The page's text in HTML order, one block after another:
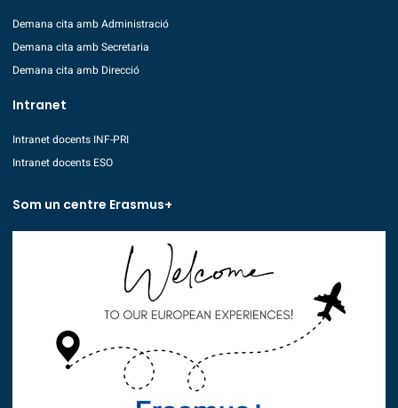
Demana cita amb Administració
Demana cita amb Secretaria
Demana cita amb Direcció
Intranet
Intranet docents INF-PRI
Intranet docents ESO
Som un centre Erasmus+